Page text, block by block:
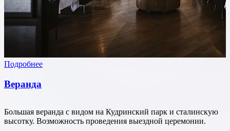
Подробнее
Веранда
Большая веранда с видом на Кудринский парк и сталинскую
высотку. Возможность проведения выездной церемонии.